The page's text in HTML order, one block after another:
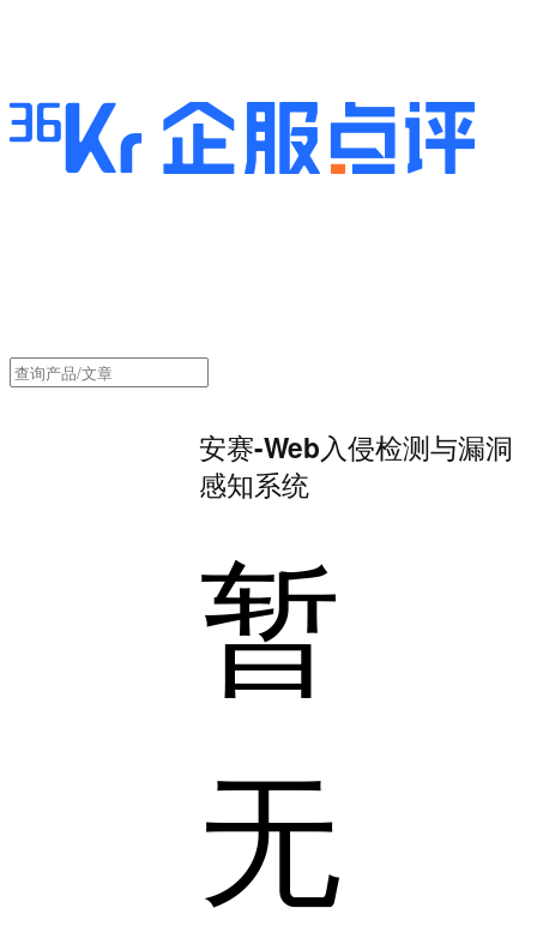
安赛-Web入侵检测与漏洞
感知系统
暂
无